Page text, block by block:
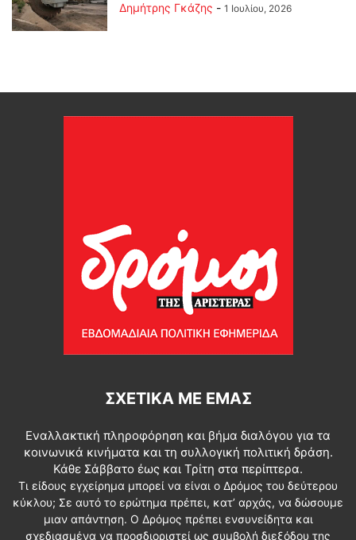
Δημήτρης Γκάζης - 1 Ιουλίου, 2026
ΣΧΕΤΙΚΆ ΜΕ ΕΜΆΣ
Εναλλακτική πληροφόρηση και βήμα διαλόγου για τα
κοινωνικά κινήματα και τη συλλογική πολιτική δράση.
Κάθε Σάββατο έως και Τρίτη στα περίπτερα.
Τι είδους εγχείρημα μπορεί να είναι ο Δρόμος του δεύτερου
κύκλου; Σε αυτό το ερώτημα πρέπει, κατ’ αρχάς, να δώσουμε
μιαν απάντηση. Ο Δρόμος πρέπει ενσυνείδητα και
σχεδιασμένα να προσδιοριστεί ως συμβολή διεξόδου της